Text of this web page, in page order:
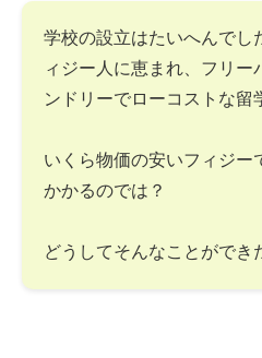
学校の設立はたいへんでし
ィジー人に恵まれ、フリー
ンドリーでローコストな留
いくら物価の安いフィジー
かかるのでは？
どうしてそんなことができ